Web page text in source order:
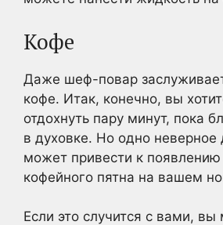
Кофе
Даже шеф-повар
кофе. Итак, конечно, вы
отдохнуть пару минут, пока
в духовке. Но одно неверное
может привести к появлению
кофейного пятна на вашем
Если это случится с вами,